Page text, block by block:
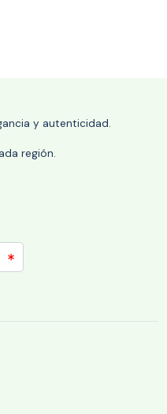
y autenticidad.
región.